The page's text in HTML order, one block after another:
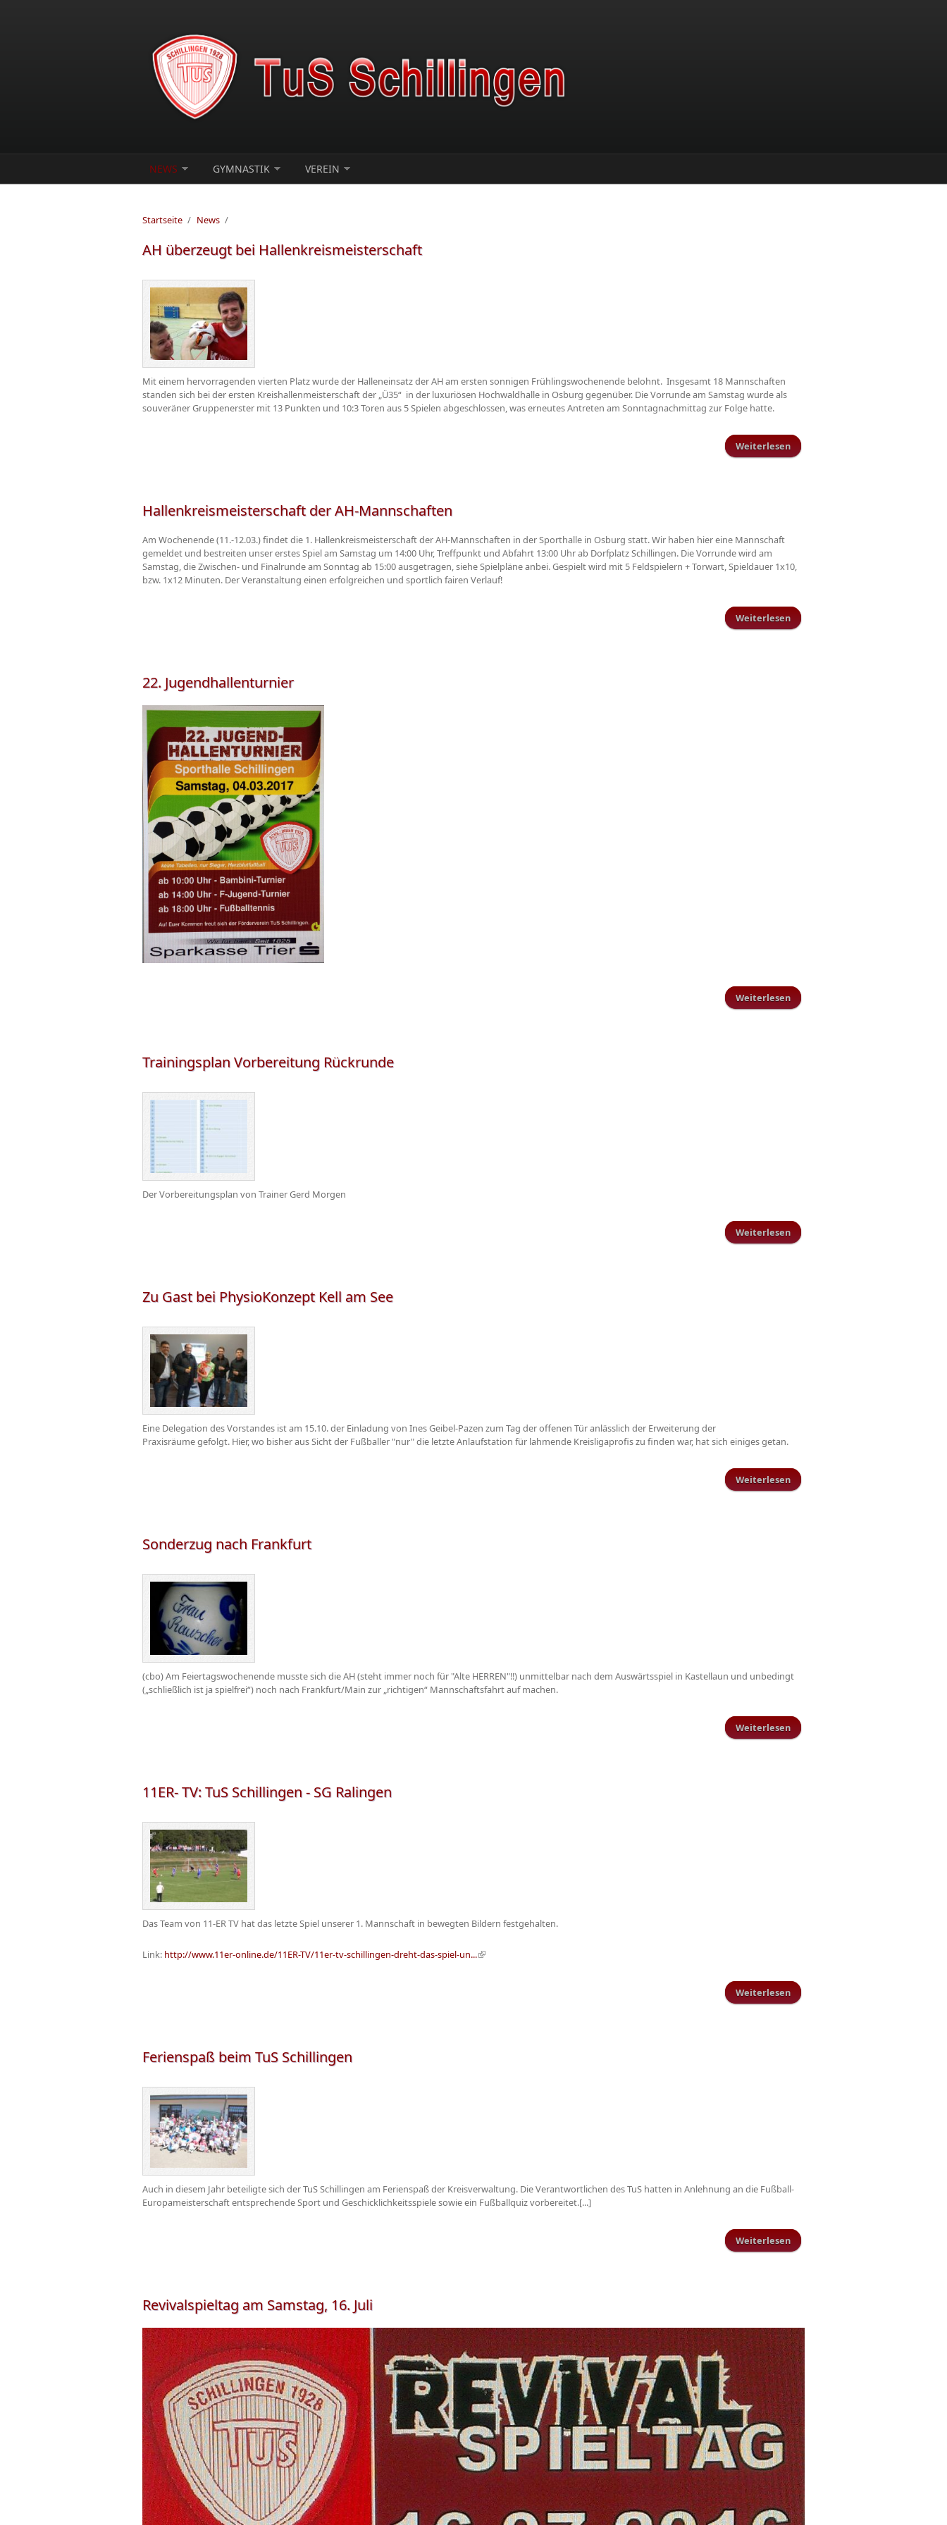
NEWS GYMNASTIK VEREIN
Startseite / News /
AH überzeugt bei Hallenkreismeisterschaft
Mit einem hervorragenden vierten Platz wurde der Halleneinsatz der AH am ersten sonnigen Frühlingswochenende belohnt. Insgesamt 18 Mannschaften
standen sich bei der ersten Kreishallenmeisterschaft der „Ü35“ in der luxuriösen Hochwaldhalle in Osburg gegenüber. Die Vorrunde am Samstag wurde als
souveräner Gruppenerster mit 13 Punkten und 10:3 Toren aus 5 Spielen abgeschlossen, was erneutes Antreten am Sonntagnachmittag zur Folge hatte.
Weiterlesen
Hallenkreismeisterschaft der AH-Mannschaften
Am Wochenende (11.-12.03.) findet die 1. Hallenkreismeisterschaft der AH-Mannschaften in der Sporthalle in Osburg statt. Wir haben hier eine Mannschaft
gemeldet und bestreiten unser erstes Spiel am Samstag um 14:00 Uhr, Treffpunkt und Abfahrt 13:00 Uhr ab Dorfplatz Schillingen. Die Vorrunde wird am
Samstag, die Zwischen- und Finalrunde am Sonntag ab 15:00 ausgetragen, siehe Spielpläne anbei. Gespielt wird mit 5 Feldspielern + Torwart, Spieldauer 1x10,
bzw. 1x12 Minuten. Der Veranstaltung einen erfolgreichen und sportlich fairen Verlauf!
Weiterlesen
22. Jugendhallenturnier
Weiterlesen über 22. Jugendhallenturnier
Trainingsplan Vorbereitung Rückrunde
Der Vorbereitungsplan von Trainer Gerd Morgen
Weiterlesen
über Trainingsplan Vorbereitung
Zu Gast bei PhysioKonzept Kell am See
Eine Delegation des Vorstandes ist am 15.10. der Einladung von Ines Geibel-Pazen zum Tag der offenen Tür anlässlich der Erweiterung der
Praxisräume gefolgt. Hier, wo bisher aus Sicht der Fußballer "nur" die letzte Anlaufstation für lahmende Kreisligaprofis zu finden war, hat sich einiges getan.
Weiterlesen
Sonderzug nach Frankfurt
(cbo) Am Feiertagswochenende musste sich die AH (steht immer noch für "Alte HERREN"!!) unmittelbar nach dem Auswärtsspiel in Kastellaun und unbedingt
(„schließlich ist ja spielfrei“) noch nach Frankfurt/Main zur „richtigen“ Mannschaftsfahrt auf machen.
Weiterlesen über Sonderzug nach Frankfurt
11ER- TV: TuS Schillingen - SG Ralingen
Das Team von 11-ER TV hat das letzte Spiel unserer 1. Mannschaft in bewegten Bildern festgehalten.
Link: http://www.11er-online.de/11ER-TV/11er-tv-schillingen-dreht-das-spiel-un...(Link ist extern)
Weiterlesen
über 11ER- TV: TuS Schillingen - SG
Ferienspaß beim TuS Schillingen
Auch in diesem Jahr beteiligte sich der TuS Schillingen am Ferienspaß der Kreisverwaltung. Die Verantwortlichen des TuS hatten in Anlehnung an die Fußball-
Europameisterschaft entsprechende Sport und Geschicklichkeitsspiele sowie ein Fußballquiz vorbereitet.[...]
Weiterlesen
Revivalspieltag am Samstag, 16. Juli